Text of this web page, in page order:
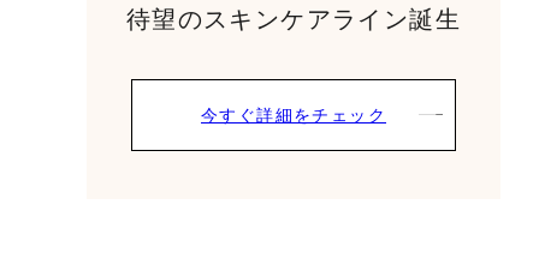
待望のスキンケアライン誕生
今すぐ詳細をチェック